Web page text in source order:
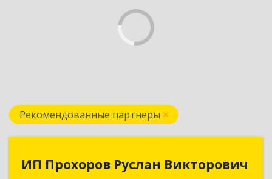
Рекомендованные партнеры
ИП Прохоров Руслан Викторович